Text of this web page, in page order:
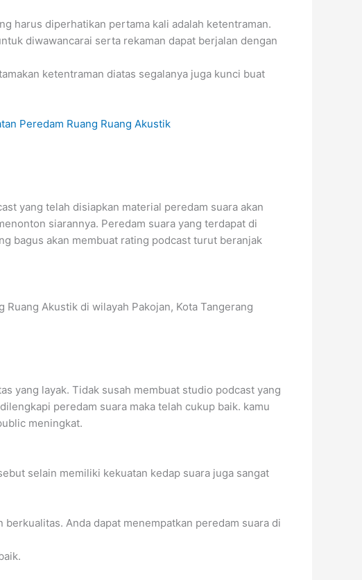
harus diperhatikan pertama kali adalah ketentraman.
diwawancarai serta rekaman dapat berjalan dengan
ketentraman diatas segalanya juga kunci buat
yang telah disiapkan material peredam suara akan
siarannya. Peredam suara yang terdapat di
bagus akan membuat rating podcast turut beranjak
Akustik di wilayah Pakojan, Kota Tangerang
yang layak. Tidak susah membuat studio podcast yang
peredam suara maka telah cukup baik. kamu
meningkat.
selain memiliki kekuatan kedap suara juga sangat
Anda dapat menempatkan peredam suara di